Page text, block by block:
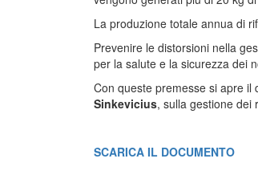
La produzione totale annua di
Prevenire le distorsioni nella
per la salute e la sicurezza dei
Con queste premesse si apre il
Sinkevicius, sulla gestione dei
SCARICA IL DOCUMENTO